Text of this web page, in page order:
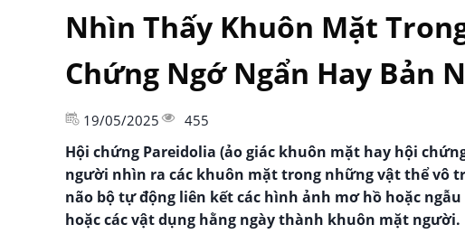
Nhìn Thấy Khuôn Mặt
Chứng Ngớ Ngẩn Hay Bản
19/05/2025 455
Hội chứng Pareidolia (ảo giác khuôn mặt hay hội
người nhìn ra các khuôn mặt trong những vật thể vô
não bộ tự động liên kết các hình ảnh mơ hồ hoặc
hoặc các vật dụng hằng ngày thành khuôn mặt người.